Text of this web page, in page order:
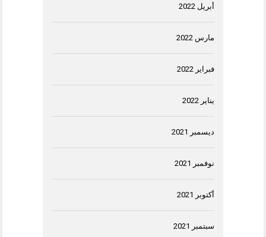
أبريل 2022
مارس 2022
فبراير 2022
يناير 2022
ديسمبر 2021
نوفمبر 2021
أكتوبر 2021
سبتمبر 2021